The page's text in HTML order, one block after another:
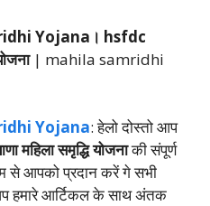
Yojana। hsfdc
| mahila samridhi
Yojana: हेलो दोस्तो आप
महिला समृद्धि योजनाकी संपूर्ण
से आपको प्रदान करें गे सभी
हमारे आर्टिकल के साथ अंतक